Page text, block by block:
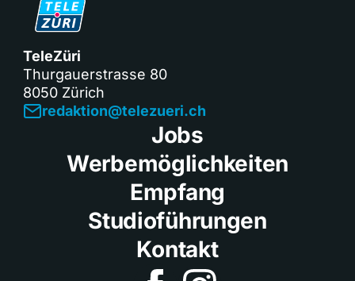
TeleZüri
Thurgauerstrasse 80
8050 Zürich
redaktion@telezueri.ch
Jobs
Werbemöglichkeiten
Empfang
Studioführungen
Kontakt